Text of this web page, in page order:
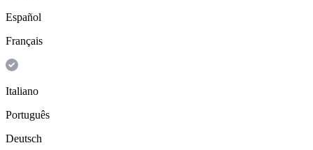
Español
Français
Italiano
Português
Deutsch